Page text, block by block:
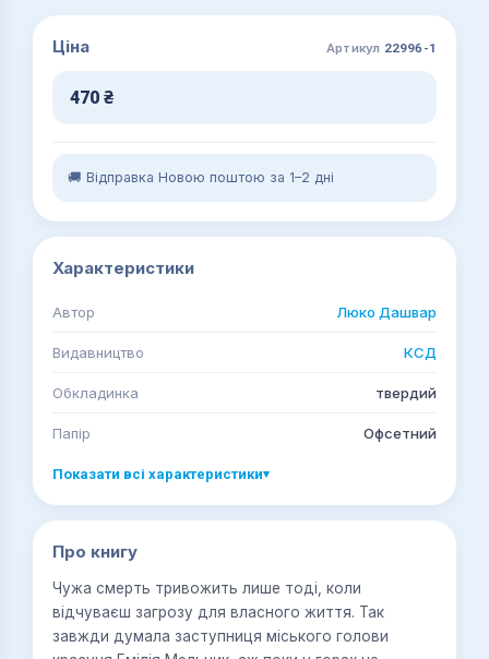
Ціна Артикул 22996-1
470 ₴
🚚 Відправка Новою поштою за 1–2 дні
Характеристики
Автор Люко Дашвар
Видавництво КСД
Обкладинка твердий
Папір Офсетний
Показати всі характеристики▾
Про книгу
Чужа смерть тривожить лише тоді, коли
відчуваєш загрозу для власного життя. Так
завжди думала заступниця міського голови